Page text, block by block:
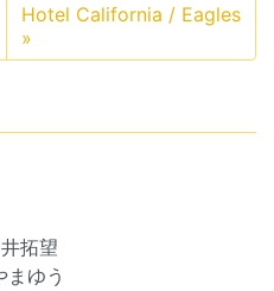
Hotel California / Eagles
»
拓望
まゆう